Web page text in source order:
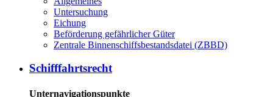
Un­ter­su­chung
Ei­chung
Be­för­de­rung ge­fähr­li­cher Gü­ter
Zen­tra­le Bin­nen­schiffs­be­stands­da­tei (ZBBD)
Schiff­fahrts­recht
Unternavigationspunkte